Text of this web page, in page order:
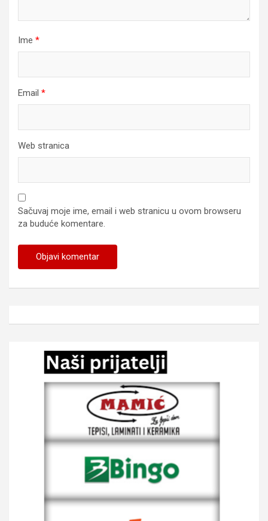
Ime *
Email *
Web stranica
Sačuvaj moje ime, email i web stranicu u ovom browseru
za buduće komentare.